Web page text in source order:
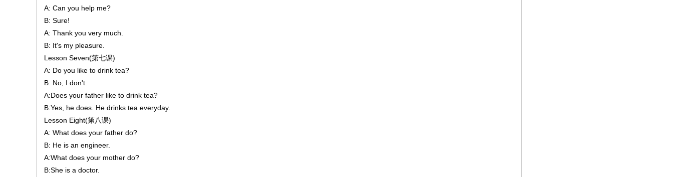
A: Can you help me?
B: Sure!
A: Thank you very much.
B: It's my pleasure.
Lesson Seven(第七课)
A: Do you like to drink tea?
B: No, I don't.
A:Does your father like to drink tea?
B:Yes, he does. He drinks tea everyday.
Lesson Eight(第八课)
A: What does your father do?
B: He is an engineer.
A:What does your mother do?
B:She is a doctor.